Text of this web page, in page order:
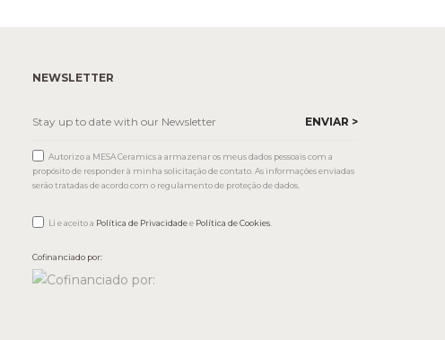
NEWSLETTER
Autorizo a MESA Ceramics a armazenar os meus dados pessoais com a
propósito de responder à minha solicitação de contato. As informações enviadas
serão tratadas de acordo com o regulamento de proteção de dados.
Li e aceito a Política de Privacidadee Política de Cookies.
Cofinanciado por: